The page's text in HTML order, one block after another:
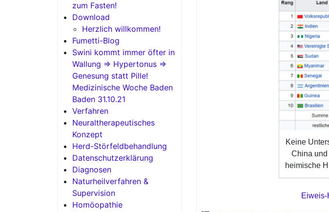
zum Fasten!
Download
Herzlich willkommen!
Fumetti-Blog
Swini kommt immer öfter in
Wallung => Hypertonus =>
Genesung statt Pille!
Medizinische Woche Baden
Baden 31.10.21
Verfahren
Neuraltherapeutisches
Konzept
Herd-Störfeldbehandlung
Datenschutzerklärung
Diagnosen
Naturheilverfahren &
Supervision
Homöopathie
Keine
China
heimische
Eiweis-